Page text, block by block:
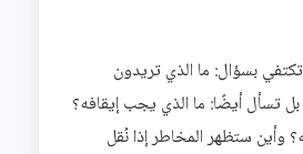
تكتفي بسؤال: ما الذي تريدون
تسأل أيضًا: ما الذي يجب إيقافه؟
وأين ستظهر المخاطر إذا نُقل